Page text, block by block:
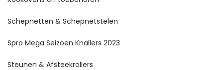
Schepnetten & Schepnetstelen
Spro Mega Seizoen Knallers 2023
Steunen & Afsteekrollers